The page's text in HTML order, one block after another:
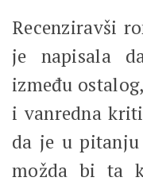
Recenziravši
je napisala
između
i vanredna
da je u
možda bi ta